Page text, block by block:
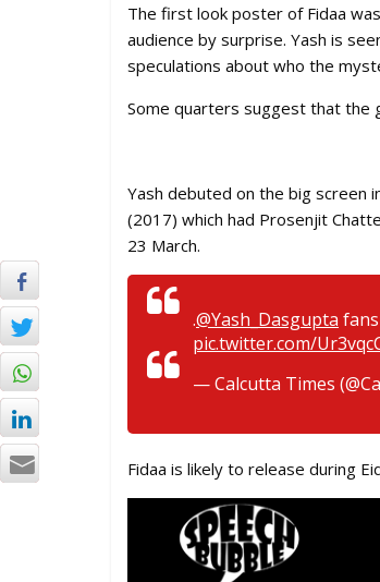
The first look poster of Fidaa
audience by surprise. Yash is
speculations about who the
Some quarters suggest that the
Yash debuted on the big screen
(2017) which had Prosenjit
23 March.
.@Yash_Dasgupta
pic.twitter.com/
— Calcutta Times
Fidaa is likely to release during